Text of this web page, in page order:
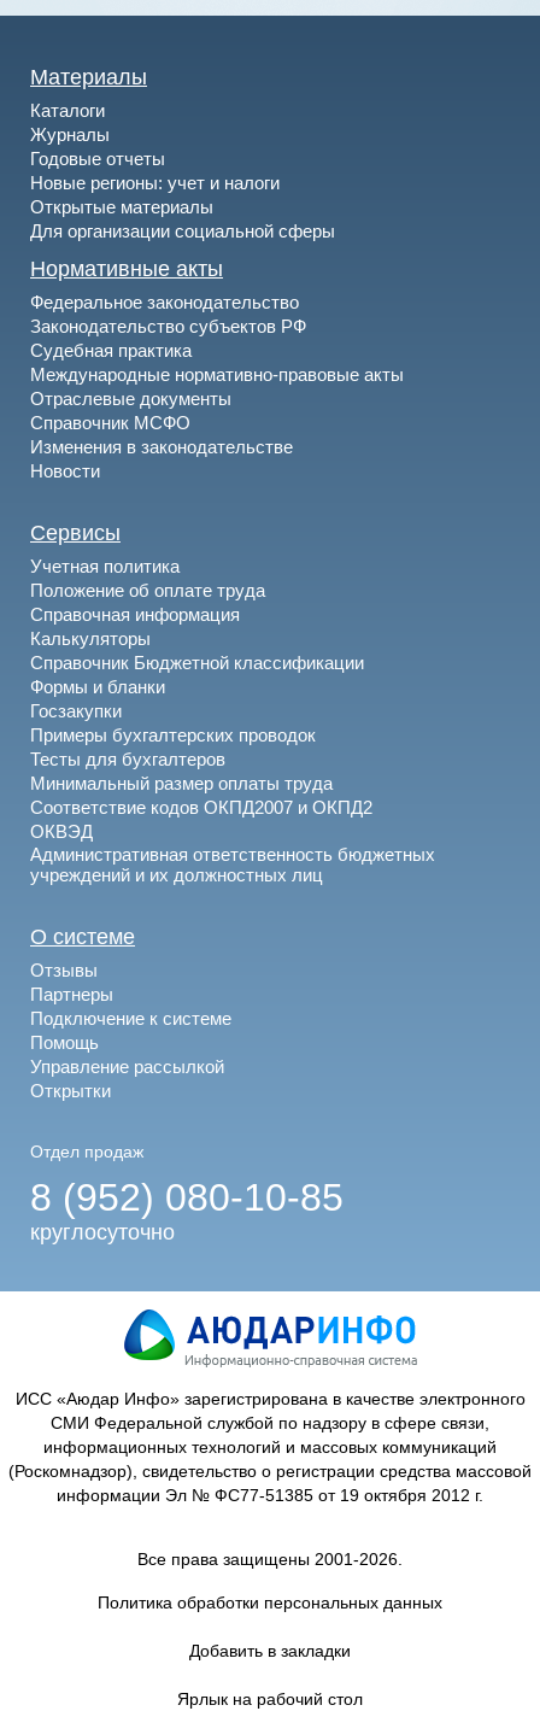
Материалы
Каталоги
Журналы
Годовые отчеты
Новые регионы: учет и налоги
Открытые материалы
Для организации социальной сферы
Нормативные акты
Федеральное законодательство
Законодательство субъектов РФ
Судебная практика
Международные нормативно-правовые акты
Отраслевые документы
Справочник МСФО
Изменения в законодательстве
Новости
Сервисы
Учетная политика
Положение об оплате труда
Справочная информация
Калькуляторы
Справочник Бюджетной классификации
Формы и бланки
Госзакупки
Примеры бухгалтерских проводок
Тесты для бухгалтеров
Минимальный размер оплаты труда
Соответствие кодов ОКПД2007 и ОКПД2
ОКВЭД
Административная ответственность бюджетных
учреждений и их должностных лиц
О системе
Отзывы
Партнеры
Подключение к системе
Помощь
Управление рассылкой
Открытки
Отдел продаж
8 (952) 080-10-85
круглосуточно
ИСС «Аюдар Инфо» зарегистрирована в качестве электронного
СМИ Федеральной службой по надзору в сфере связи,
информационных технологий и массовых коммуникаций
(Роскомнадзор), свидетельство о регистрации средства массовой
информации Эл № ФС77-51385 от 19 октября 2012 г.
Все права защищены 2001-2026.
Политика обработки персональных данных
Добавить в закладки
Ярлык на рабочий стол